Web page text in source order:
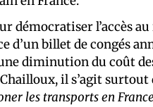
démocratiser l’accès
d’un billet de congés
diminution du coût
il s’agit surtout
les transports en